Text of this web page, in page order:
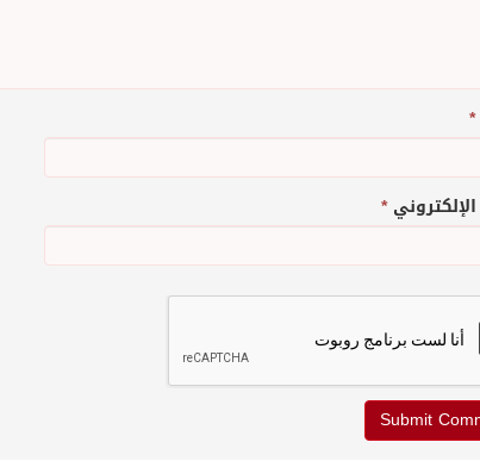
*
الإلكتروني*